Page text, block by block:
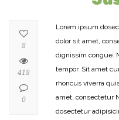
Lorem ipsum
dolor sit amet,
dignissim congue.
tempor. Sit amet
rhoncus viverra
amet, consectetur
dosectetur
8
418
0